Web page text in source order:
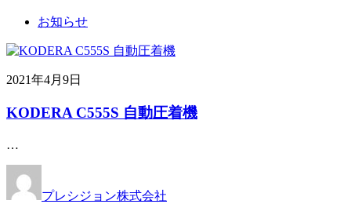
お知らせ
2021年4月9日
KODERA C555S 自動圧着機
…
プレシジョン株式会社